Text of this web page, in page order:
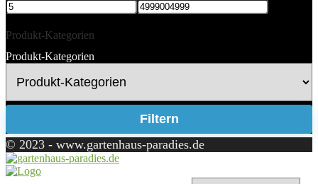
Produkt-Kategorien
Produkt-Kategorien
Filtern
© 2023 - www.gartenhaus-paradies.de